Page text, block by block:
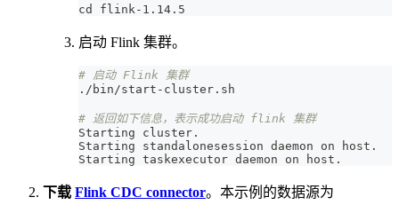
cd
flink-1.14.5
启动 Flink 集群。
# 启动 Flink 集群
./bin/start-cluster.sh
# 返回如下信息，表示成功启动 flink 集群
Starting cluster.
Starting standalonesession daemon on host.
Starting taskexecutor daemon on host.
下载 Flink CDC connector。本示例的数据源为